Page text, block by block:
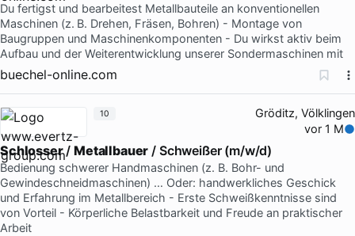
Du fertigst und bearbeitest Metallbauteile an konventionellen
Maschinen (z. B. Drehen, Fräsen, Bohren) - Montage von
Baugruppen und Maschinenkomponenten - Du wirkst aktiv beim
Aufbau und der Weiterentwicklung unserer Sondermaschinen mit
buechel-online.com
Gröditz, Völklingen
vor 1 M
Schlosser/Metallbauer / Schweißer (m/w/d)
Bedienung schwerer Handmaschinen (z. B. Bohr- und
Gewindeschneidmaschinen) … Oder: handwerkliches Geschick
und Erfahrung im Metallbereich - Erste Schweißkenntnisse sind
von Vorteil - Körperliche Belastbarkeit und Freude an praktischer
Arbeit
10